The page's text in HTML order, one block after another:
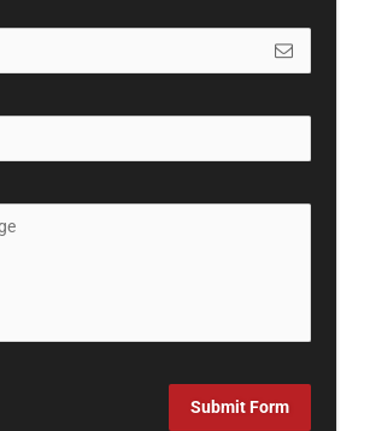
Submit Form